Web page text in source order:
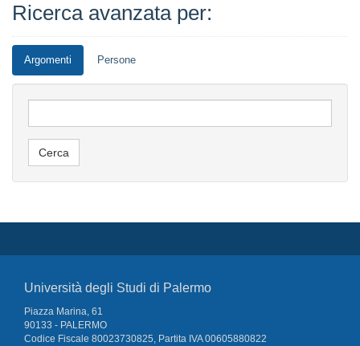
Ricerca avanzata per:
Argomenti Persone
Università degli Studi di Palermo
Piazza Marina, 61
90133 - PALERMO
Codice Fiscale 80023730825, Partita IVA 00605880822